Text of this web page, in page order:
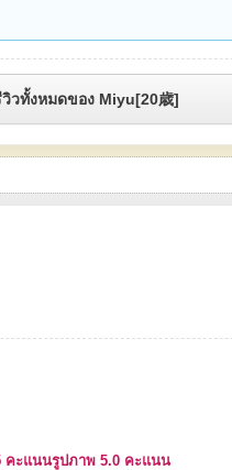
วิวทั้งหมดของ Miyu[20歳]
คะแนนรูปภาพ 5.0 คะแนน